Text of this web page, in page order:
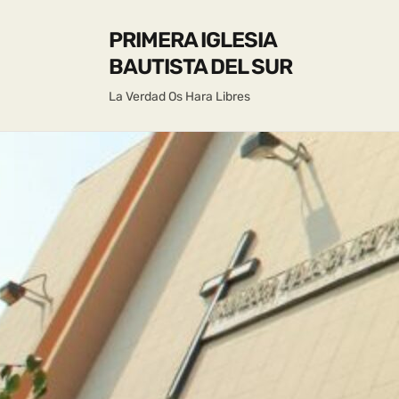
PRIMERA IGLESIA
BAUTISTA DEL SUR
La Verdad Os Hara Libres